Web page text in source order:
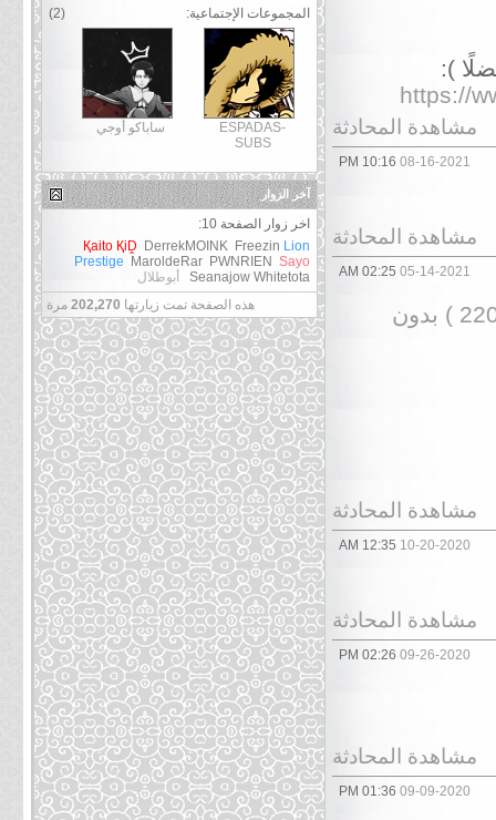
):
https://
مشاهدة المحادثة
08-16-2021
10:16 PM
مشاهدة المحادثة
05-14-2021
02:25 AM
مشروع اعادة انتاج ترجمة ناروتو الحلقات من ( 001 ~ 220 ) بدون
مشاهدة المحادثة
10-20-2020
12:35 AM
مشاهدة المحادثة
09-26-2020
02:26 PM
مشاهدة المحادثة
09-09-2020
01:36 PM
(2) المجموعات الإجتماعية:
ESPADAS-
SUBS
ساباكو أوجي
آخر الزوار
اخر زوار الصفحة 10:
Қaito ҚiḒ
DerrekMOINK Freezin Lion
Prestige
MaroldeRar PWNRIEN Sayo
Seanajow Whitetota
أبوطلال
هذه الصفحة تمت زيارتها 202,270 مرة